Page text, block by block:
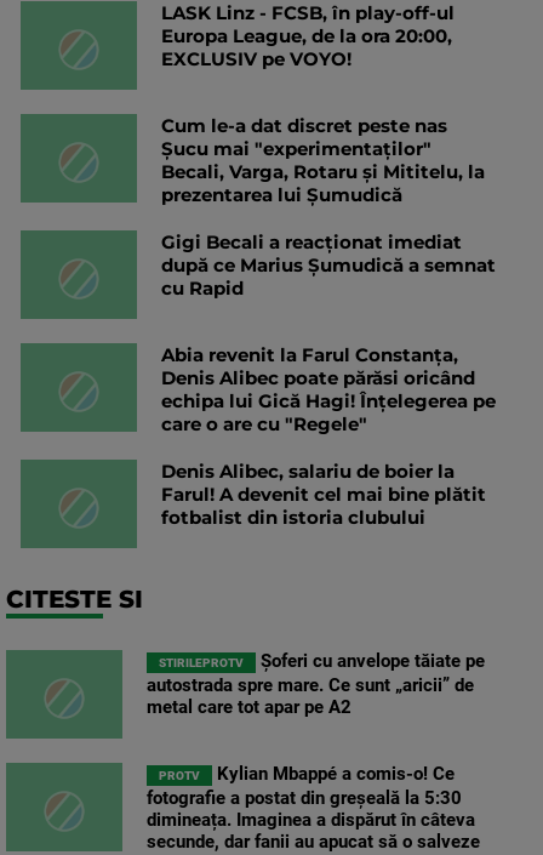
LASK Linz - FCSB, în play-off-ul
Europa League, de la ora 20:00,
EXCLUSIV pe VOYO!
Cum le-a dat discret peste nas
Șucu mai "experimentaților"
Becali, Varga, Rotaru și Mititelu, la
prezentarea lui Șumudică
Gigi Becali a reacționat imediat
după ce Marius Șumudică a semnat
cu Rapid
Abia revenit la Farul Constanța,
Denis Alibec poate părăsi oricând
echipa lui Gică Hagi! Înțelegerea pe
care o are cu "Regele"
Denis Alibec, salariu de boier la
Farul! A devenit cel mai bine plătit
fotbalist din istoria clubului
CITESTE SI
STIRILEPROTV
Șoferi cu anvelope tăiate pe
autostrada spre mare. Ce sunt „aricii” de
metal care tot apar pe A2
PROTV
Kylian Mbappé a comis-o! Ce
fotografie a postat din greșeală la 5:30
dimineața. Imaginea a dispărut în câteva
secunde, dar fanii au apucat să o salveze